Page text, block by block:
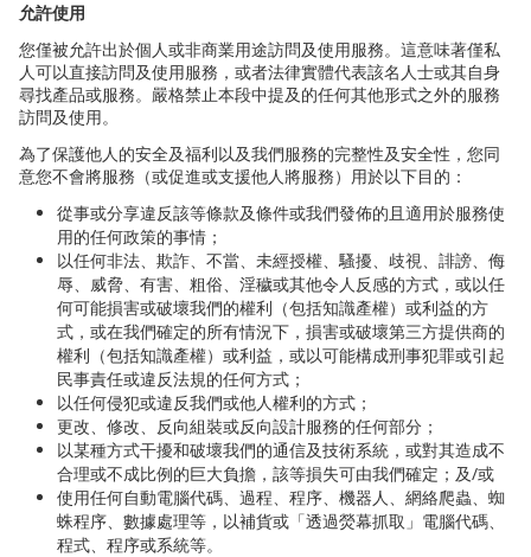
允許使用
您僅被允許出於個人或非商業用途訪問及使用服務。這意味著僅私
人可以直接訪問及使用服務，或者法律實體代表該名人士或其自身
尋找產品或服務。嚴格禁止本段中提及的任何其他形式之外的服務
訪問及使用。
為了保護他人的安全及福利以及我們服務的完整性及安全性，您同
意您不會將服務（或促進或支援他人將服務）用於以下目的：
從事或分享違反該等條款及條件或我們發佈的且適用於服務使
用的任何政策的事情；
以任何非法、欺詐、不當、未經授權、騷擾、歧視、誹謗、侮
辱、威脅、有害、粗俗、淫穢或其他令人反感的方式，或以任
何可能損害或破壞我們的權利（包括知識產權）或利益的方
式，或在我們確定的所有情況下，損害或破壞第三方提供商的
權利（包括知識產權）或利益，或以可能構成刑事犯罪或引起
民事責任或違反法規的任何方式；
以任何侵犯或違反我們或他人權利的方式；
更改、修改、反向組裝或反向設計服務的任何部分；
以某種方式干擾和破壞我們的通信及技術系統，或對其造成不
合理或不成比例的巨大負擔，該等損失可由我們確定；及/或
使用任何自動電腦代碼、過程、程序、機器人、網絡爬蟲、蜘
蛛程序、數據處理等，以補貨或「透過熒幕抓取」電腦代碼、
程式、程序或系統等。